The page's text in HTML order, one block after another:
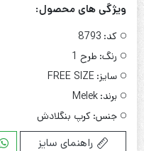
ویژگی های محصول:
کد: 8793
رنگ: طرح 1
سایز: FREE SIZE
برند: Melek
جنس: کرپ بنگلادش
راهنمای سایز